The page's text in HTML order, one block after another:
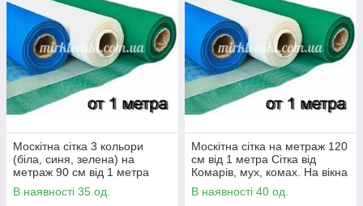
Москітна сітка 3 кольори
(біла, синя, зелена) на
метраж 90 см від 1 метра
Сітка від Комарів, мух, комах.
На вікна і двері
В наявності 35 од.
Москітна сітка на метраж 120
см від 1 метра Сітка від
Комарів, мух, комах. На вікна
і двері
В наявності 40 од.